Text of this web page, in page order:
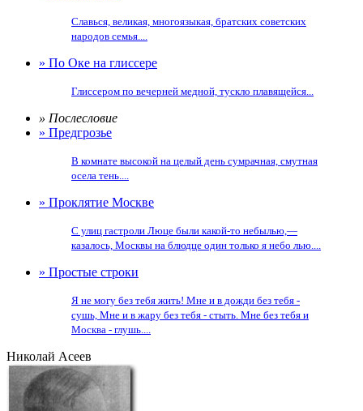
Славься, великая, многоязыкая, братских советских
народов семья....
» По Оке на глиссере
Глиссером по вечерней медной, тускло плавящейся...
» Послесловие
» Предгрозье
В комнате высокой на целый день сумрачная, смутная
осела тень....
» Проклятие Москве
С улиц гастроли Люце были какой-то небылью,—
казалось, Москвы на блюдце один только я небо лью....
» Простые строки
Я не могу без тебя жить! Мне и в дожди без тебя -
сушь, Мне и в жару без тебя - стыть. Мне без тебя и
Москва - глушь....
Николай Асеев